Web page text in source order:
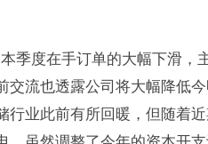
季度在手订单的大幅下滑，
流也透露公司将大幅降低今
业此前有所回暖，但随着